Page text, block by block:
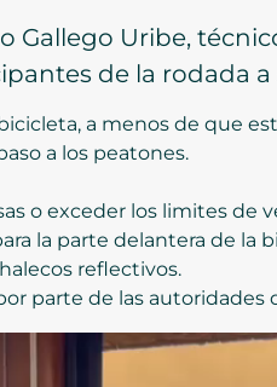
Gallego Uribe,
de la rodada
a menos de que
a los peatones.
o exceder los limites de
la parte delantera de la
reflectivos.
parte de las autoridades